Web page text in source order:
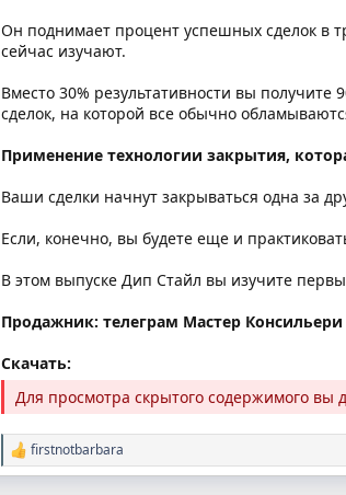
Он поднимает процент успешных сделок в
сейчас изучают.
Вместо 30% результативности вы
сделок, на которой все обычно
Применение технологии закрытия,
Ваши сделки начнут закрываться одна за
Если, конечно, вы будете еще и
В этом выпуске Дип Стайл вы изучите
Продажник: телеграм Мастер Консильери
Скачать:
Для просмотра скрытого содержимого вы
Р
е
firstnotbarbara